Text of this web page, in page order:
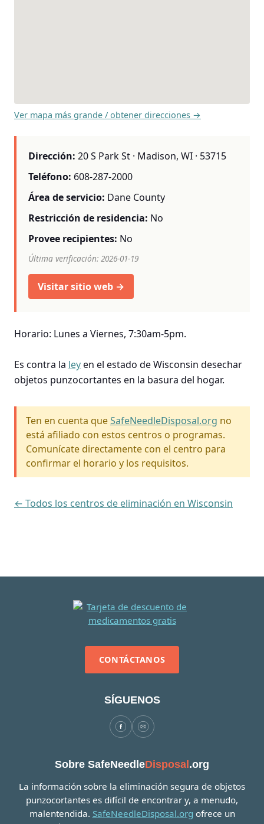
Ver mapa más grande / obtener direcciones →
Dirección: 20 S Park St · Madison, WI · 53715
Teléfono: 608-287-2000
Área de servicio: Dane County
Restricción de residencia: No
Provee recipientes: No
Última verificación: 2026-01-19
Visitar sitio web →
Horario: Lunes a Viernes, 7:30am-5pm.
Es contra la leyen el estado de Wisconsin desechar
objetos punzocortantes en la basura del hogar.
Ten en cuenta queSafeNeedleDisposal.org no
está afiliado con estos centros o programas.
Comunícate directamente con el centro para
confirmar el horario y los requisitos.
← Todos los centros de eliminación en Wisconsin
CONTÁCTANOS
SÍGUENOS
Sobre SafeNeedleDisposal.org
La información sobre la eliminación segura de objetos
punzocortantes es difícil de encontrar y, a menudo,
malentendida. SafeNeedleDisposal.org ofrece un